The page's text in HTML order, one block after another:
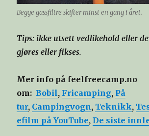
Begge gassfiltre skifter minst en gang i året.
Tips: ikke utsett vedlikehold eller
gjøres eller fikses.
Mer info på feelfreecamp.no
om: Bobil, Fricamping, På
tur, Campingvogn, Teknikk,
efilm på YouTube,De siste